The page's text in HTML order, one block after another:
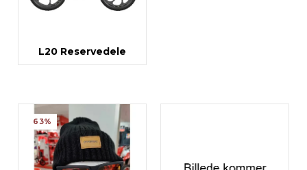
L20 Reservedele
63%